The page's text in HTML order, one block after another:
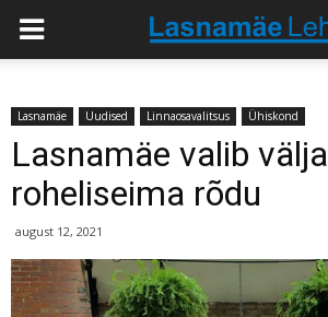
Lasnamäe Uudised Linnaosavalitsus Ühiskond
Lasnamäe valib välja
roheliseima rõdu
august 12, 2021